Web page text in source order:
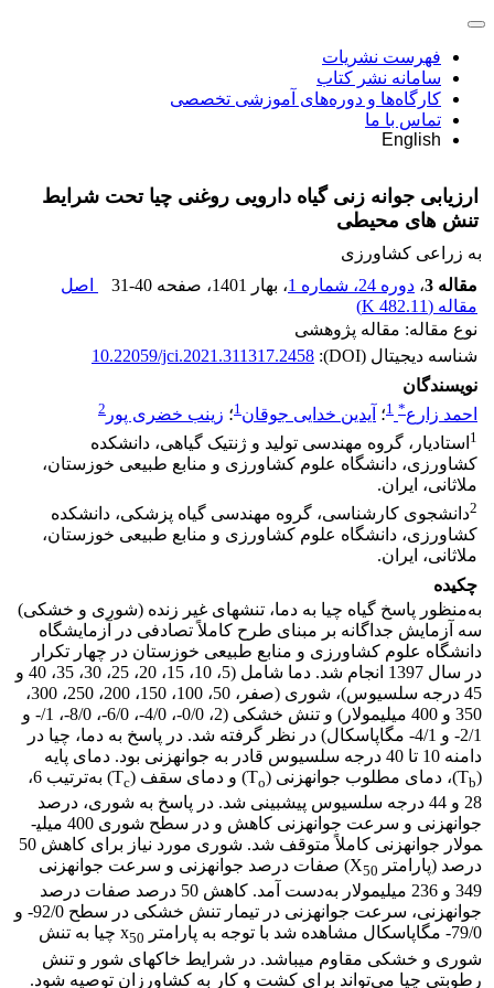
فهرست نشریات
سامانه نشر کتاب
کارگاه‌ها و دوره‌های آموزشی تخصصی
تماس با ما
English
ارزیابی جوانه‌ زنی گیاه دارویی روغنی چیا تحت شرایط
تنش‌ های محیطی
به زراعی کشاورزی
مقاله 3
، دوره 24، شماره 1 ، بهار 1401 ، صفحه 31-40
اصل
مقاله (482.11 K
)
نوع مقاله: مقاله پژوهشی
شناسه دیجیتال (DOI):
10.22059/jci.2021.311317.2458
نویسندگان
احمد زارع*
1؛ آیدین خدایی جوقان1؛ زینب خضری پور 2
1 استادیار، گروه مهندسی تولید و ژنتیک گیاهی، دانشکده
کشاورزی، دانشگاه علوم کشاورزی و منابع طبیعی خوزستان،
ملاثانی، ایران.
2دانشجوی کارشناسی، گروه مهندسی گیاه پزشکی، دانشکده
کشاورزی، دانشگاه علوم کشاورزی و منابع طبیعی خوزستان،
ملاثانی، ایران.
چکیده
به‌منظور پاسخ گیاه چیا به دما، تنش­های غیر زنده (شوری و خشکی)
سه آزمایش جداگانه بر مبنای طرح کاملاً تصادفی در آزمایشگاه
دانشگاه علوم کشاورزی و منابع طبیعی خوزستان در چهار تکرار
در سال 1397 انجام شد. دما شامل (5، 10، 15، 20، 25، 30، 35، 40 و
45 درجه سلسیوس)، شوری (صفر، 50، 100، 150، 200، 250، 300،
350 و 400 میلی­مولار) و تنش خشکی (2، 0/0-، 4/0-، 6/0-، 8/0-، 1/- و
2/1- و 4/1- مگاپاسکال) در نظر گرفته شد. در پاسخ به دما، چیا در
دامنه 10 تا 40 درجه سلسیوس قادر به جوانه­زنی بود. دمای پایه
(T
b )، دمای مطلوب جوانه­زنی (To ) و دمای سقف (Tc
) به‌ترتیب 6،
28 و 44 درجه سلسیوس پیش­بینی شد. در پاسخ به شوری، درصد
جوانه­زنی و سرعت جوانه­زنی کاهش و در سطح شوری 400 میلی­
مولار جوانه­زنی کاملاً متوقف شد. شوری مورد نیاز برای کاهش 50
درصد (پارامتر X
50
) صفات درصد جوانه­زنی و سرعت جوانه­زنی
349 و 236 میلی­مولار به‌دست آمد. کاهش 50 درصد صفات درصد
جوانه­زنی، سرعت جوانه­زنی در تیمار تنش خشکی در سطح 92/0- و
79/0- مگاپاسکال مشاهده شد با توجه به پارامتر x
50
چیا به تنش
شوری و خشکی مقاوم می­باشد. در شرایط خاک­های شور و تنش
رطوبتی چیا می‌تواند برای کشت و کار به کشاورزان توصیه شود.